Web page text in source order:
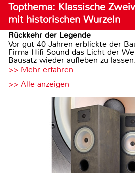
Topthema: Klassische
mit historischen Wurzeln
Rückkehr der Legende
Vor gut 40 Jahren erblickte der
Firma Hifi Sound das Licht der
Bausatz wieder aufleben zu lassen.
>> Mehr erfahren
>> Alle anzeigen